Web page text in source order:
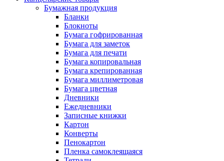
Бумажная продукция
Бланки
Блокноты
Бумага гофрированная
Бумага для заметок
Бумага для печати
Бумага копировальная
Бумага крепированная
Бумага миллиметровая
Бумага цветная
Дневники
Ежедневники
Записные книжки
Картон
Конверты
Пенокартон
Пленка самоклеящаяся